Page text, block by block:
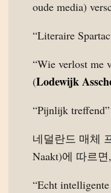
oude media)
“Literaire
“Wie verlost me
(Lodewijk
“Pijnlijk
네덜란드 매체
Naakt)에 따르
“Echt